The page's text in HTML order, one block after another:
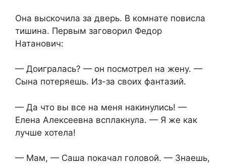
Она выскочила за дверь. В комнате повисла
тишина. Первым заговорил Федор
Натанович:
— Доигралась? — он посмотрел на жену. —
Сына потеряешь. Из-за своих фантазий.
— Да что вы все на меня накинулись! —
Елена Алексеевна всплакнула. — Я же как
лучше хотела!
— Мам, — Саша покачал головой. — Знаешь,